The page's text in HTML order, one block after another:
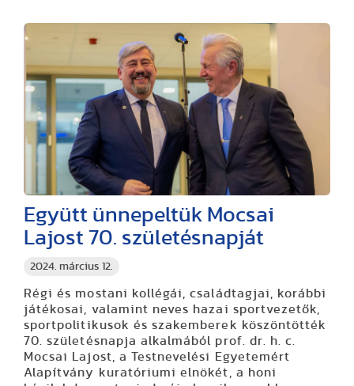
2024. március 12.
Együtt ünnepeltük Mocsai
Lajost 70. születésnapját
Régi és mostani kollégái, családtagjai, korábbi
játékosai, valamint neves hazai sportvezetők,
sportpolitikusok és szakemberek köszöntötték
70. születésnapja alkalmából prof. dr. h. c.
Mocsai Lajost, a Testnevelési Egyetemért
Alapítvány kuratóriumi elnökét, a honi